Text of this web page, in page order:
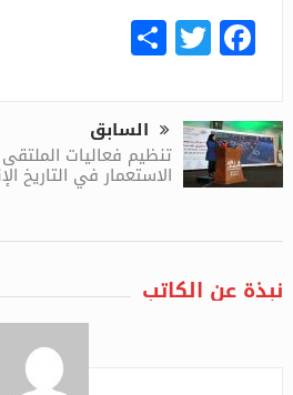
Facebook
Twitter
Share
السابق
تنظيم فعاليات
الاستعمار في التاريخ
نبذة عن الكاتب